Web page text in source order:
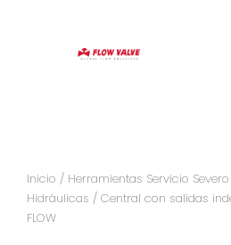
Inicio / Herramientas Servicio Severo
Hidráulicas / Central con salidas
FLOW